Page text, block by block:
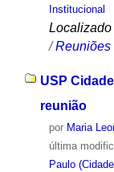
Institucional
Localizado
/Reuniões
USP
reunião
por Maria
última
Paulo